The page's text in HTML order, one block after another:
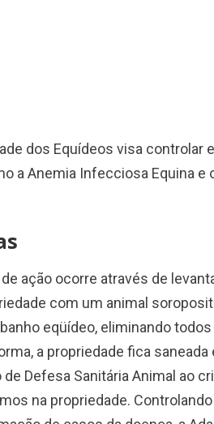
dos Equídeos visa controlar
a Anemia Infecciosa Equina e
ação ocorre através de
com um animal
eqüídeo, eliminando
a propriedade fica saneada
Defesa Sanitária Animal ao
na propriedade.